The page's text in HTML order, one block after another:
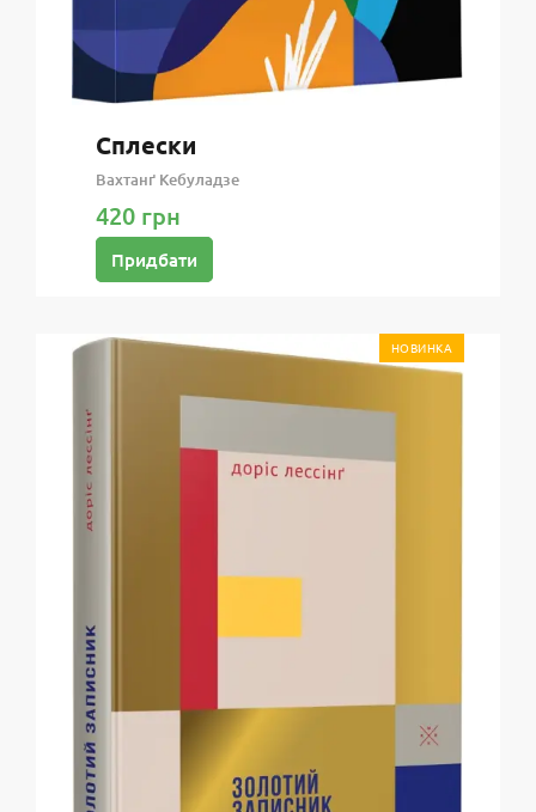
Сплески
Вахтанґ Кебуладзе
420 грн
Придбати
НОВИНКА